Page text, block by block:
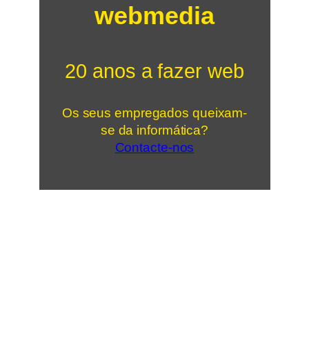
webmedia
20 anos a fazer web
Os seus empregados queixam-
se da informática?
Contacte-nos